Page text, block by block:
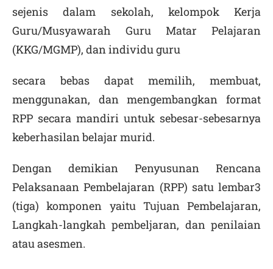
sejenis dalam sekolah, kelompok Kerja
Guru/Musyawarah Guru Matar Pelajaran
(KKG/MGMP), dan individu guru
secara bebas dapat memilih, membuat,
menggunakan, dan mengembangkan format
RPP secara mandiri untuk sebesar-sebesarnya
keberhasilan belajar murid.
Dengan demikian Penyusunan Rencana
Pelaksanaan Pembelajaran (RPP) satu lembar3
(tiga) komponen yaitu Tujuan Pembelajaran,
Langkah-langkah pembeljaran, dan penilaian
atau asesmen.